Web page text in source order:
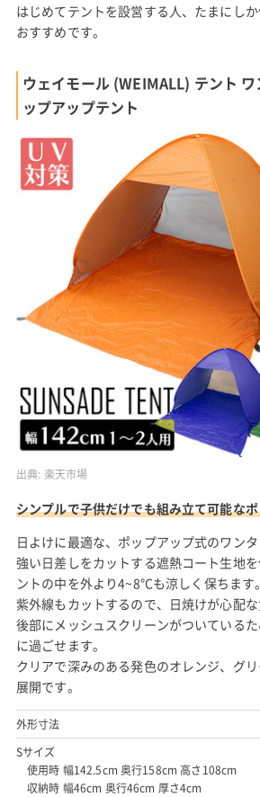
はじめてテントを設営する人、たまにし
おすすめです。
ウェイモール (WEIMALL) テント
ップアップテント
出典: 楽天市場
シンプルで子供だけでも組み立て可能な
日よけに最適な、ポップアップ式のワンタ
強い日差しをカットする遮熱コート生地
ントの中を外より4~8°Cも涼しく保ちます。
紫外線もカットするので、日焼けが心配な
後部にメッシュスクリーンがついている
に過ごせます。
クリアで深みのある発色のオレンジ、グ
展開です。
外形寸法
Sサイズ
使用時 幅142.5cm 奥行158cm 高さ108cm
収納時 幅46cm 奥行46cm 厚さ4cm